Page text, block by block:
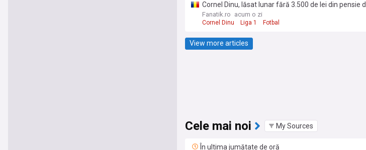
Cornel Dinu, lăsat lunar fără 3.500 de lei din pensie
Culise neștiute ale scandalului dintre marile glorii ale
Fanatik.ro acum o zi
Cornel Dinu Liga 1 Fotbal
View more articles
Cele mai noi My Sources
În ultima jumătate de oră